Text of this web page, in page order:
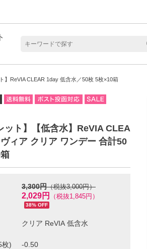
】ReVIA CLEAR 1day 低含水／50枚 5枚×10箱
ット】【低含水】ReVIA CLEA
ィア クリア ワンデー 合計50
3,300円（税抜3,000円）
2,029円 （税抜1,845円）
38% OFF
枚)
乱視用カラコン 1day商品一覧を見る
ラコン・サークルレンズ 2week商品一覧を見る
コン・サークルレンズ 1month商品一覧を見る
乱視用カラコン 1day商品一覧を見る
クリアコンタクトレンズ 2week 商品一覧を見る
乱視用カラコン 1day商品一覧を見る
乱視用カラコン 1month商品一覧を見る